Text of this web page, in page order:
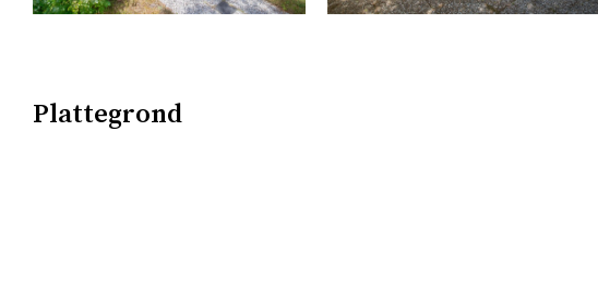
Plattegrond